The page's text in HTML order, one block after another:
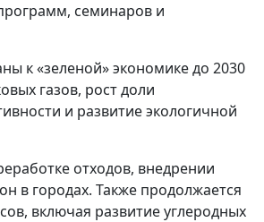
семинаров и
к «зеленой» экономике до 2030
газов, рост доли
и развитие экологичной
отходов, внедрении
в городах. Также продолжается
включая развитие углеродных